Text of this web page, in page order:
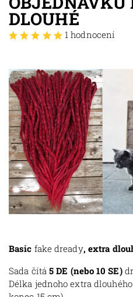
DLOUHÉ
1 hodnocení
Basic fake dready, extra
Sada čítá 5 DE (nebo 10 SE)
Délka jednoho extra